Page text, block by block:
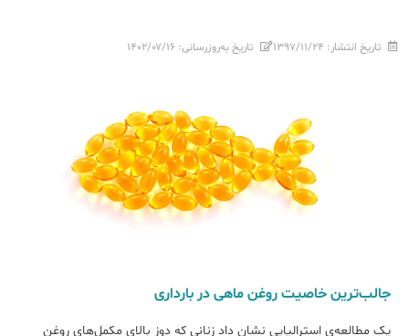
تاریخ انتشار: ۱۳۹۷/۱۱/۲۴ تاریخ به‌روزرسانی: ۱۴۰۲/۰۷/۱۶
جالب‌ترین خاصیت روغن ماهی در بارداری
یک مطالعه‌ی استرالیایی نشان داد زنانی که دوز بالای مکمل‌های روغن